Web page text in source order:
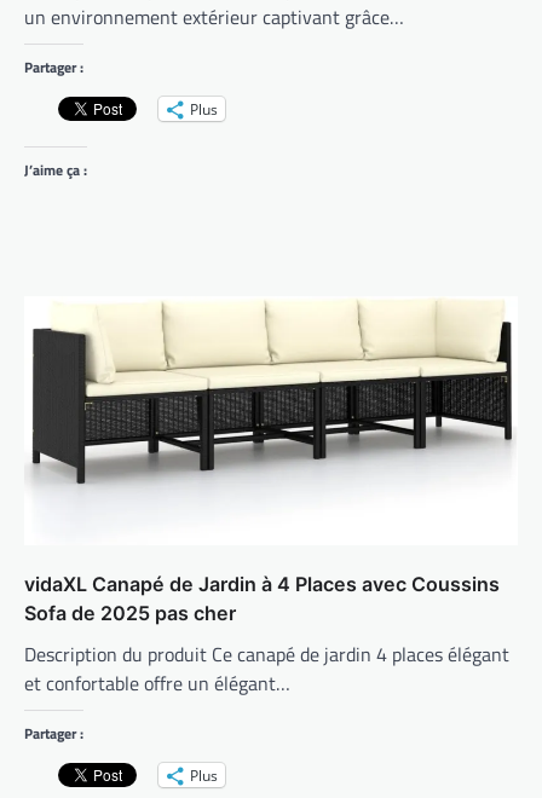
un environnement extérieur captivant grâce…
Partager :
Plus
J’aime ça :
vidaXL Canapé de Jardin à 4 Places avec Coussins
Sofa de 2025 pas cher
Description du produit Ce canapé de jardin 4 places élégant
et confortable offre un élégant…
Partager :
Plus